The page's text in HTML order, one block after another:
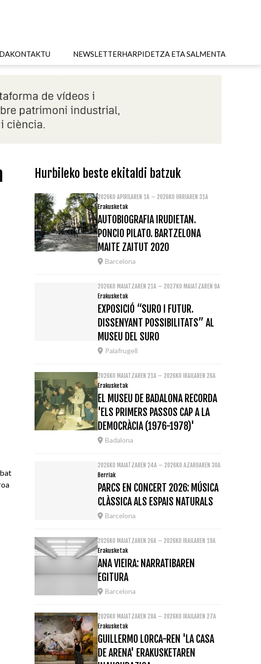
KONTAKTU NEWSLETTERHARPIDETZA ETA SALMENTA
Hurbileko beste ekitaldi batzuk
2026KO APIRILAREN 1A – 2026KO URRIAREN 31A
Erakusketak
AUTOBIOGRAFIA IRUDIETAN.
PONCIO PILATO. BARTZELONA
MAITE ZAITUT 2020
Barcelona
2026KO MAIATZAREN 21A – 2027KO MAIATZAREN 9A
Erakusketak
EXPOSICIÓ “SURO I FUTUR.
DISSENYANT POSSIBILITATS” AL
MUSEU DEL SURO
Palafrugell
2026KO MAIATZAREN 21A – 2026KO IRAILAREN 26A
Erakusketak
EL MUSEU DE BADALONA RECORDA
'ELS PRIMERS PASSOS CAP A LA
DEMOCRÀCIA (1976-1978)'
Badalona
2026KO MAIATZAREN 24A – 2026KO AZAROAREN 30A
Berriak
PARCS EN CONCERT 2026: MÚSICA
CLÀSSICA ALS ESPAIS NATURALS
Barcelona
2026KO MAIATZAREN 26A – 2026KO IRAILAREN 19A
Erakusketak
ANA VIEIRA: NARRATIBAREN
EGITURA
Barcelona
2026KO MAIATZAREN 28A – 2026KO IRAILAREN 27A
Erakusketak
GUILLERMO LORCA-REN 'LA CASA
DE ARENA' ERAKUSKETAREN